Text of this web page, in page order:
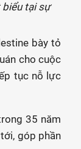
biểu tại sự
bày tỏ
cho cuộc
tục nỗ lực
35 năm
góp phần